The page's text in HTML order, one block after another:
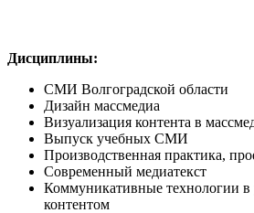
Дисциплины:
СМИ Волгоградской области
Дизайн массмедиа
Визуализация контента в
Выпуск учебных СМИ
Производственная практика,
Современный медиатекст
Коммуникативные технологии в
контентом